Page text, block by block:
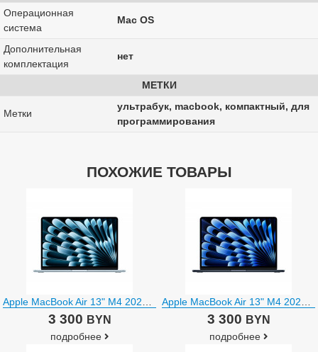
Операционная
система
Mac OS
Дополнительная
комплектация
нет
МЕТКИ
Метки
ультрабук, macbook, компактный, для
программирования
ПОХОЖИЕ ТОВАРЫ
3 300 BYN
подробнее
3 300 BYN
подробнее